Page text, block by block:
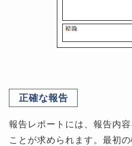
正確な報告
報告レポートには、報告内
ことが求められます。最初